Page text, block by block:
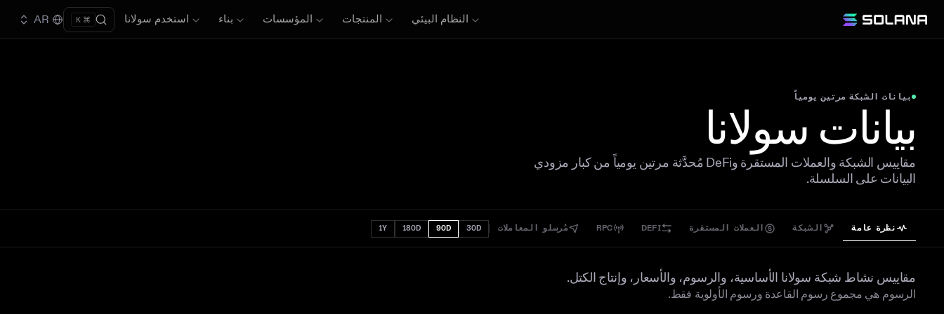
استخدم سولانا بناء المؤسسات المنتجات النظام البيئي ⌘ K
AR
بيانات الشبكة مرتين يومياً
بيانات سولانا
مقاييس الشبكة والعملات المستقرة وDeFi مُحدَّثة مرتين يومياً من كبار مزودي
البيانات على السلسلة.
نظرة عامة الشبكة العملات المستقرة DEFI
RPC مُرسلو المعاملات 30D
90D
180D
1Y
نظرة عامة
مقاييس نشاط شبكة سولانا الأساسية، والرسوم، والأسعار، وإنتاج الكتل.
الرسوم هي مجموع رسوم القاعدة ورسوم الأولوية فقط.